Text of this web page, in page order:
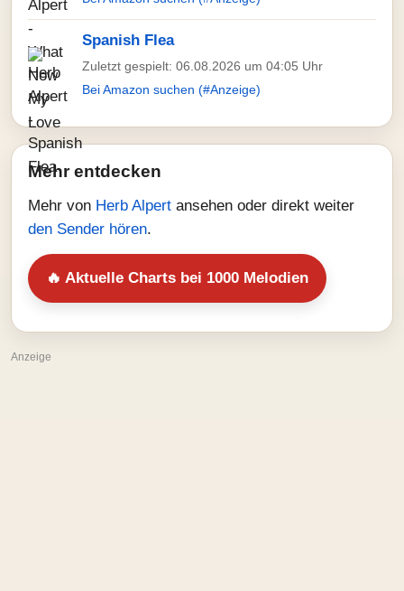
Spanish Flea
Zuletzt gespielt: 06.08.2026 um 04:05 Uhr
Bei Amazon suchen (#Anzeige)
Mehr entdecken
Mehr von Herb Alpert ansehen oder direkt weiter
den Sender hören.
🔥 Aktuelle Charts bei 1000 Melodien
Anzeige